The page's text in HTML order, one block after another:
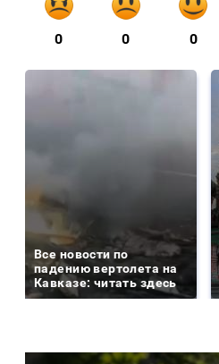
0 0 0
Все новости по
падению вертолета на
Кавказе: читать здесь